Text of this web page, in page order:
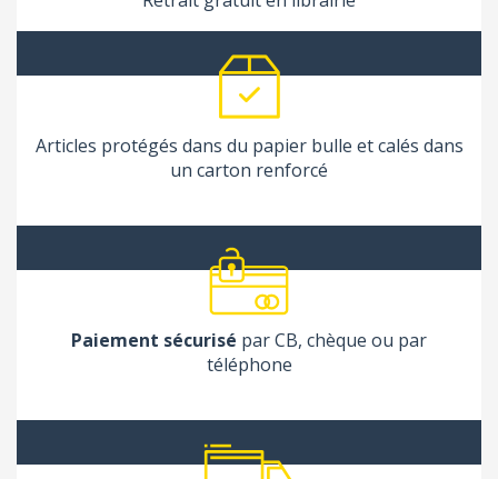
Articles protégés dans du papier bulle et calés dans
un carton renforcé
Paiement sécurisé par CB, chèque ou par
téléphone